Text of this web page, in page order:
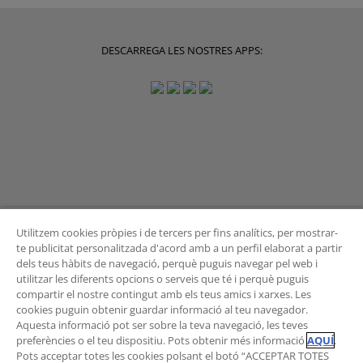
DESCARREGA LES NOSTRES APPS:
BUTLLETÍ
Vols rebre les novetats de l'Àrea de Mobilitat?
Utilitzem cookies pròpies i de tercers per fins analítics, per mostrar-
te publicitat personalitzada d'acord amb a un perfil elaborat a partir
dels teus hàbits de navegació, perquè puguis navegar pel web i
utilitzar les diferents opcions o serveis que té i perquè puguis
compartir el nostre contingut amb els teus amics i xarxes. Les
cookies puguin obtenir guardar informació al teu navegador.
Aquesta informació pot ser sobre la teva navegació, les teves
preferències o el teu dispositiu. Pots obtenir més informació AQUÍ.
Pots acceptar totes les cookies polsant el botó “ACCEPTAR TOTES